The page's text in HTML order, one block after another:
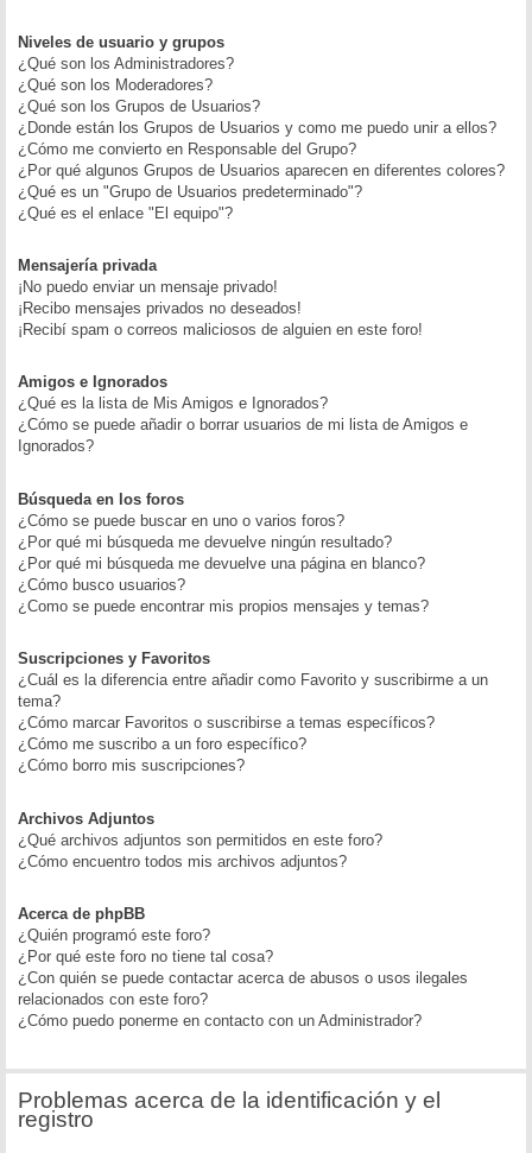
Niveles de usuario y grupos
¿Qué son los Administradores?
¿Qué son los Moderadores?
¿Qué son los Grupos de Usuarios?
¿Donde están los Grupos de Usuarios y como me puedo unir a ellos?
¿Cómo me convierto en Responsable del Grupo?
¿Por qué algunos Grupos de Usuarios aparecen en diferentes colores?
¿Qué es un "Grupo de Usuarios predeterminado"?
¿Qué es el enlace "El equipo"?
Mensajería privada
¡No puedo enviar un mensaje privado!
¡Recibo mensajes privados no deseados!
¡Recibí spam o correos maliciosos de alguien en este foro!
Amigos e Ignorados
¿Qué es la lista de Mis Amigos e Ignorados?
¿Cómo se puede añadir o borrar usuarios de mi lista de Amigos e
Ignorados?
Búsqueda en los foros
¿Cómo se puede buscar en uno o varios foros?
¿Por qué mi búsqueda me devuelve ningún resultado?
¿Por qué mi búsqueda me devuelve una página en blanco?
¿Cómo busco usuarios?
¿Como se puede encontrar mis propios mensajes y temas?
Suscripciones y Favoritos
¿Cuál es la diferencia entre añadir como Favorito y suscribirme a un
tema?
¿Cómo marcar Favoritos o suscribirse a temas específicos?
¿Cómo me suscribo a un foro específico?
¿Cómo borro mis suscripciones?
Archivos Adjuntos
¿Qué archivos adjuntos son permitidos en este foro?
¿Cómo encuentro todos mis archivos adjuntos?
Acerca de phpBB
¿Quién programó este foro?
¿Por qué este foro no tiene tal cosa?
¿Con quién se puede contactar acerca de abusos o usos ilegales
relacionados con este foro?
¿Cómo puedo ponerme en contacto con un Administrador?
Problemas acerca de la identificación y el
registro